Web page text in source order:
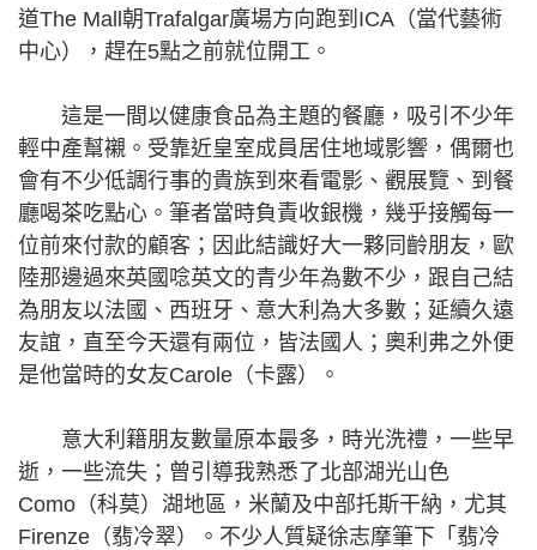
道The Mall朝Trafalgar廣場方向跑到ICA（當代藝術
中心），趕在5點之前就位開工。
這是一間以健康食品為主題的餐廳，吸引不少年
輕中產幫襯。受靠近皇室成員居住地域影響，偶爾也
會有不少低調行事的貴族到來看電影、觀展覽、到餐
廳喝茶吃點心。筆者當時負責收銀機，幾乎接觸每一
位前來付款的顧客；因此結識好大一夥同齡朋友，歐
陸那邊過來英國唸英文的青少年為數不少，跟自己結
為朋友以法國、西班牙、意大利為大多數；延續久遠
友誼，直至今天還有兩位，皆法國人；奧利弗之外便
是他當時的女友Carole（卡露）。
意大利籍朋友數量原本最多，時光洗禮，一些早
逝，一些流失；曾引導我熟悉了北部湖光山色
Como（科莫）湖地區，米蘭及中部托斯干納，尤其
Firenze（翡冷翠）。不少人質疑徐志摩筆下「翡冷